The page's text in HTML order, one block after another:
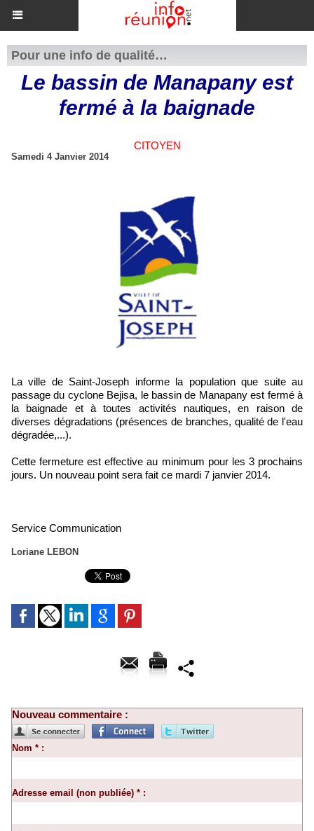
Pour une info de qualité…
Le bassin de Manapany est
fermé à la baignade
CITOYEN
Samedi 4 Janvier 2014
La ville de Saint-Joseph informe la population que suite au
passage du cyclone Bejisa, le bassin de Manapany est fermé à
la baignade et à toutes activités nautiques, en raison de
diverses dégradations (présences de branches, qualité de l'eau
dégradée,...).
Cette fermeture est effective au minimum pour les 3 prochains
jours. Un nouveau point sera fait ce mardi 7 janvier 2014.
Service Communication
Loriane LEBON
Nouveau commentaire :
Nom * :
Adresse email (non publiée) * :